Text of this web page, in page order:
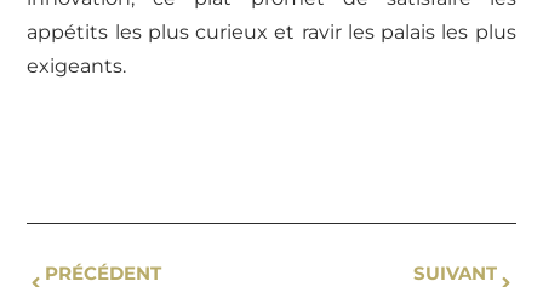
appétits les plus curieux et ravir les palais les plus
exigeants.
PRÉCÉDENT SUIVANT